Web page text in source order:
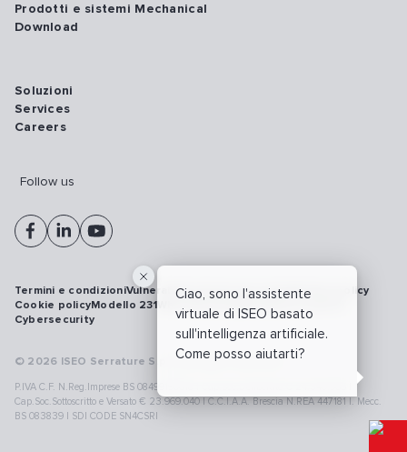
Ciao, sono l'assistente
virtuale di ISEO basato
sull'intelligenza artificiale.
Come posso aiutarti?
Prodotti e sistemi Mechanical
Download
Soluzioni
Services
Careers
Follow us
© 2026 ISEO Serrature S.p.A. All right reserved
P.IVA C.F. N.Reg.Imprese BS 08499190018 | Cap.Soc.Deliberato € 24.340.965 |
Cap.Soc.Sottoscritto e Versato € 23.969.040 | C.C.I.A.A. Brescia N.REA 447181 |. Mecc.
BS 083839 | SDI CODE SN4CSRI
Termini e condizioniVulnerability disclosure policyPrivacy policy
Cookie policyModello 231WhistleblowingRichiamo prodotti
Cybersecurity